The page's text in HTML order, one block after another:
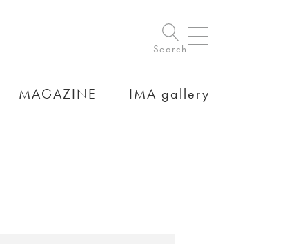
Search
MAGAZINE IMA gallery